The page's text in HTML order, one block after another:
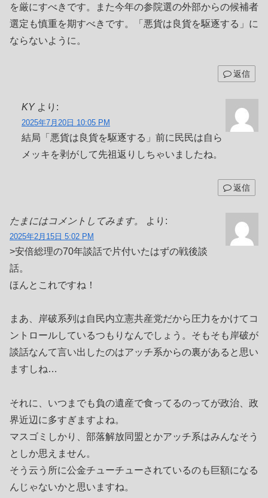
を厳にすべきです。また今年の参院選の外部からの候補者
選定も慎重を期すべきです。「悪貨は良貨を駆逐する」に
ならないように。
返信
KY より:
2025年7月20日 10:05 PM
結局「悪貨は良貨を駆逐する」前に民民は自ら
メッキを剥がして先祖返りしちゃいましたね。
返信
たまにはコメントしてみます。 より:
2025年2月15日 5:02 PM
>安倍総理の70年談話で片付いたはずの戦後談
話。
ほんとこれですね！
まあ、岸破系列は自民内立憲共産党だから圧力をかけてコ
ントロールしているつもりなんでしょう。そもそも岸破が
談話なんて言い出したのはアッチ系からの裏があると思い
ますしね…
それに、いつまでも負の遺産で食ってるのってが政治、政
界近辺に多すぎますよね。
マスゴミしかり、部落解放同盟とかアッチ系はみんなそう
としか思えません。
そう云う所に公金チューチューされているのも巨額になる
んじゃないかと思いますね。